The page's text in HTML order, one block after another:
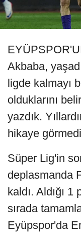
Akbaba,
ligde kalmayı
olduklarını
yazdık.
hikaye
Süper Lig'in
deplasmanda
kaldı. Aldığı
sırada
Eyüpspor'da